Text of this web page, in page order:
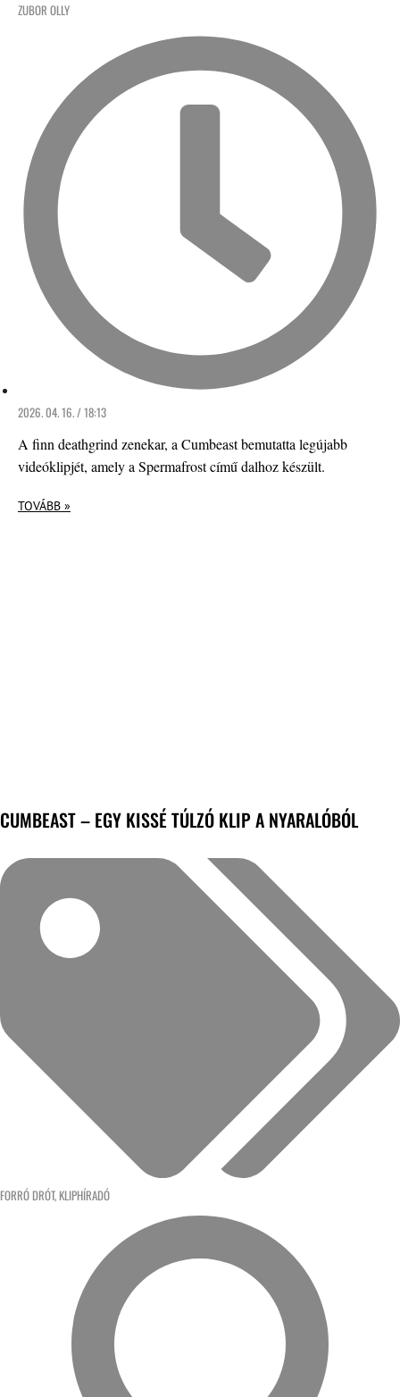
ZUBOR OLLY
2026. 04. 16. / 18:13
A finn deathgrind zenekar, a Cumbeast bemutatta legújabb
videóklipjét, amely a Spermafrost című dalhoz készült.
TOVÁBB »
CUMBEAST – EGY KISSÉ TÚLZÓ KLIP A NYARALÓBÓL
FORRÓ DRÓT, KLIPHÍRADÓ